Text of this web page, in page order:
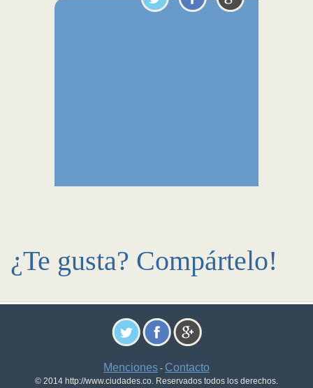
¿Te gusta? Compártelo!
Menciones - Contacto
© 2014 http://www.ciudades.co. Reservados todos los derechos.